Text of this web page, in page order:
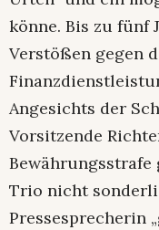
könne. Bis zu fünf
Verstößen gegen
Angesichts der
Vorsitzende
Bewährungsstrafe
Trio nicht
Pressesprecherin